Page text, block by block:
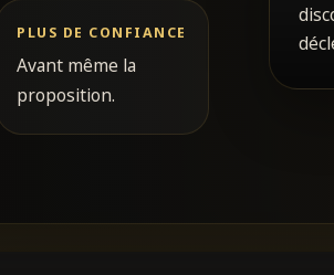
PLUS DE CONFIANCE
Avant même la
proposition.